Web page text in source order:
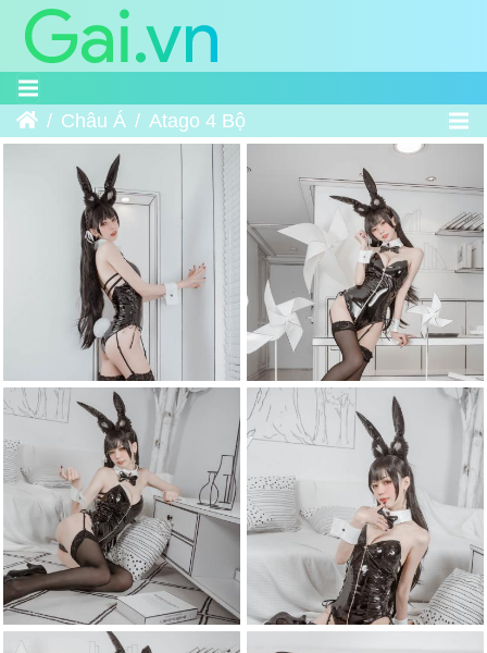
Trang chủ
Châu Á Atago 4 Bộ